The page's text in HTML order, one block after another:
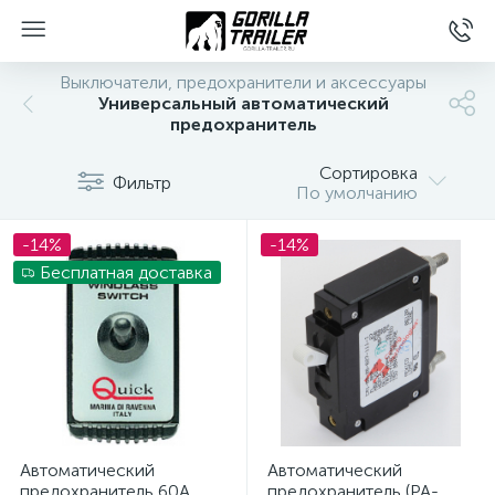
Выключатели, предохранители и аксессуары
Универсальный автоматический
предохранитель
Фильтр
Сортировка
По умолчанию
-14%
Бесплатная доставка
Автоматический
-14%
Автоматический